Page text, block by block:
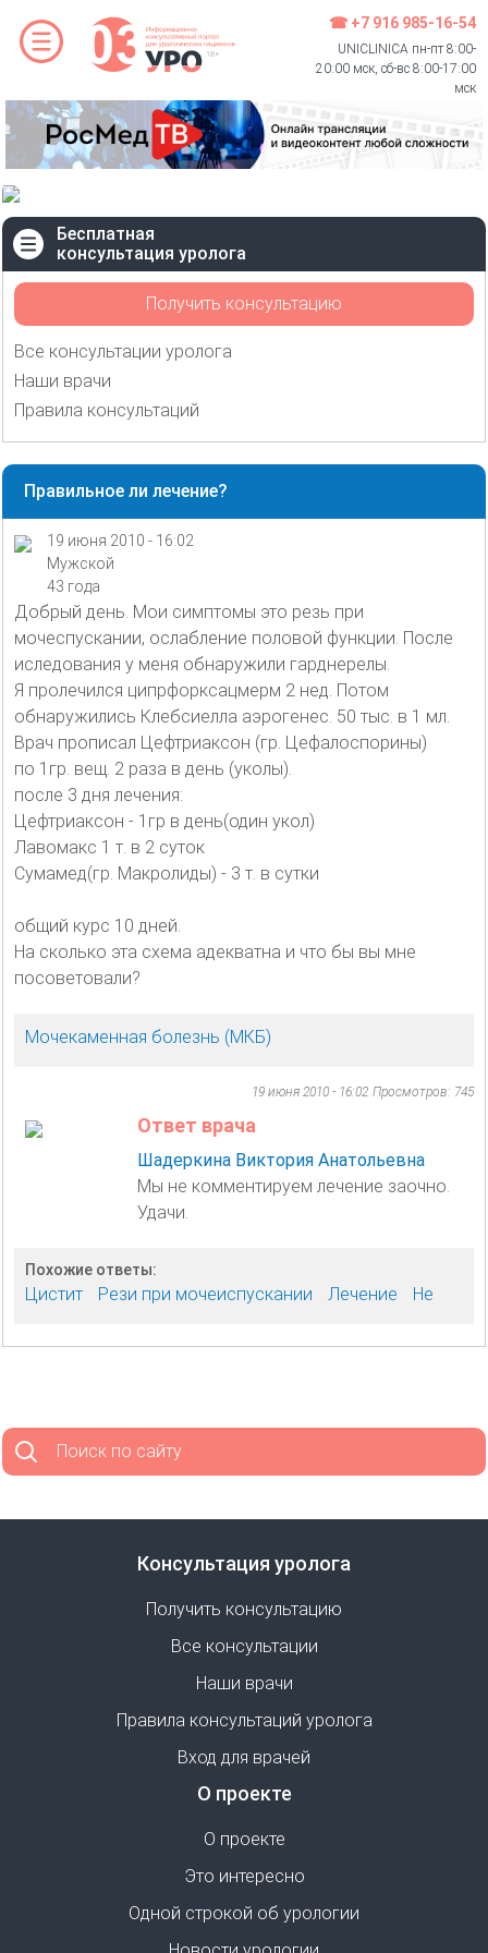
☎ +7 916 985-16-54
UNICLINICA пн-пт 8:00-
20:00 мск, сб-вс 8:00-17:00
мск
Бесплатная
консультация уролога
Получить консультацию
Все консультации уролога
Наши врачи
Правила консультаций
Правильное ли лечение?
19 июня 2010 - 16:02
Мужской
43 года
Добрый день. Мои симптомы это резь при
мочеспускании, ослабление половой функции. После
иследования у меня обнаружили гарднерелы.
Я пролечился ципрфорксацмерм 2 нед. Потом
обнаружились Клебсиелла аэрогенес. 50 тыс. в 1 мл.
Врач прописал Цефтриаксон (гр. Цефалоспорины)
по 1гр. вещ. 2 раза в день (уколы).
после 3 дня лечения:
Цефтриаксон - 1гр в день(один укол)
Лавомакс 1 т. в 2 суток
Сумамед(гр. Макролиды) - 3 т. в сутки
общий курс 10 дней.
На сколько эта схема адекватна и что бы вы мне
посоветовали?
Мочекаменная болезнь (МКБ)
19 июня 2010 - 16:02 Просмотров: 745
Ответ врача
Шадеркина Виктория Анатольевна
Мы не комментируем лечение заочно.
Удачи.
Похожие ответы:
Цистит Рези при мочеиспускании Лечение Не
Поиск по сайту
Консультация уролога
Получить консультацию
Все консультации
Наши врачи
Правила консультаций уролога
Вход для врачей
О проекте
О проекте
Это интересно
Одной строкой об урологии